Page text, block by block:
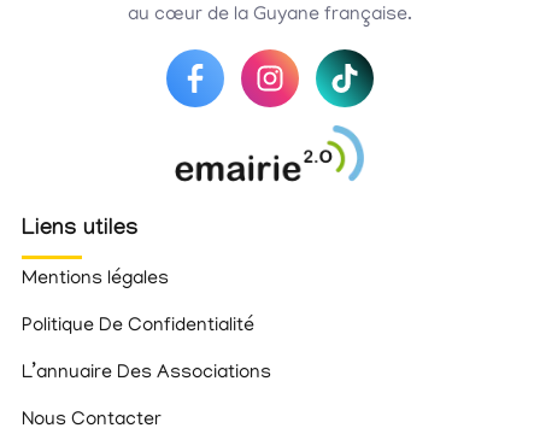
au cœur de la Guyane française.
Liens utiles
Mentions légales
Politique De Confidentialité
L’annuaire Des Associations
Nous Contacter